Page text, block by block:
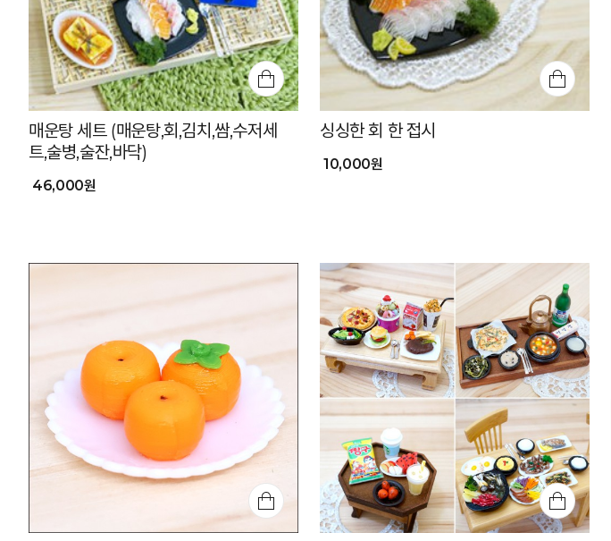
매운탕 세트 (매운탕,회,김치,쌈,수저세
트,술병,술잔,바닥)
46,000원
싱싱한 회 한 접시
10,000원